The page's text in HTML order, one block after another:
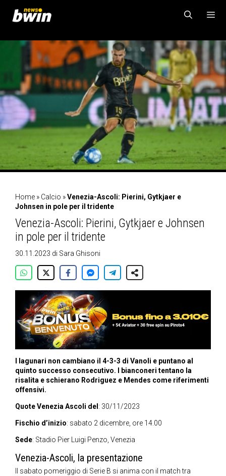
contenuto
MENU
Home » Calcio »Venezia-Ascoli: Pierini, Gytkjaer e
Johnsen in pole per il tridente
Venezia-Ascoli: Pierini, Gytkjaer e Johnsen
in pole per il tridente
30.11.2023 di Sara Ghisoni
I lagunari non cambiano il 4-3-3 di Vanoli e puntano al
quinto successo consecutivo. I bianconeri tentano la
risalita e schierano Rodriguez e Mendes come riferimenti
offensivi.
Quote Venezia Ascoli del : 30/11/2023
Fischio d’inizio: sabato 2 dicembre, ore 14.00
Sede: Stadio Pier Luigi Penzo, Venezia
Venezia-Ascoli, la presentazione
Il sabato pomeriggio di Serie B si anima con il match tra